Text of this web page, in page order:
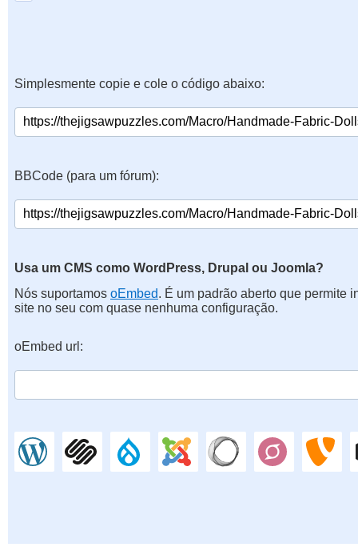
Simplesmente copie e cole o código abaixo:
BBCode (para um fórum):
Usa um CMS como WordPress, Drupal ou Joomla?
Nós suportamos oEmbed. É um padrão aberto que permite
site no seu com quase nenhuma configuração.
oEmbed url: